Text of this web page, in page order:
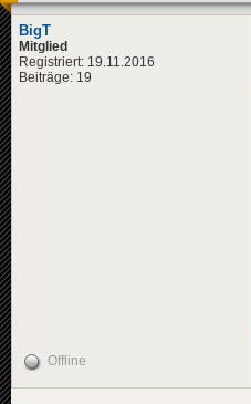
BigT
Mitglied
Registriert: 19.11.2016
Beiträge: 19
Offline